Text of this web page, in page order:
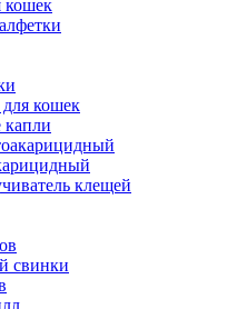
кошек
для кошек
капли
клещей
свинки